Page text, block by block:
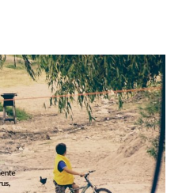
manos
(La
Verdad)